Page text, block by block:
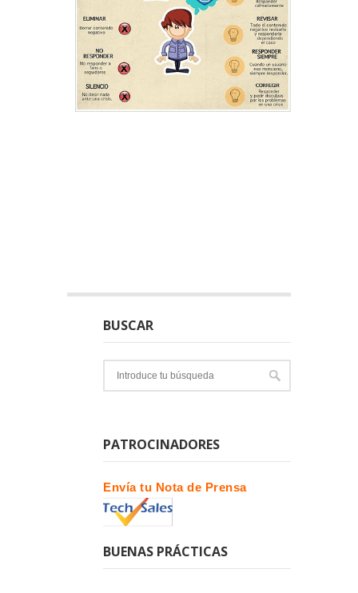
BUSCAR
PATROCINADORES
Envía tu Nota de Prensa
BUENAS PRÁCTICAS